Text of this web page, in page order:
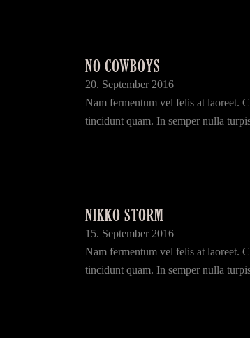
NO COWBOYS
20. September 2016
Nam fermentum vel felis at laoreet.
tincidunt quam. In semper nulla
NIKKO STORM
15. September 2016
Nam fermentum vel felis at laoreet.
tincidunt quam. In semper nulla